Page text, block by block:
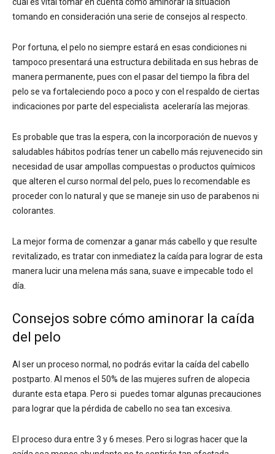
tomando en consideración una serie de consejos al respecto.
Por fortuna, el pelo no siempre estará en esas condiciones ni
tampoco presentará una estructura debilitada en sus hebras de
manera permanente, pues con el pasar del tiempo la fibra del
pelo se va fortaleciendo poco a poco y con el respaldo de ciertas
indicaciones por parte del especialista aceleraría las mejoras.
Es probable que tras la espera, con la incorporación de nuevos y
saludables hábitos podrías tener un cabello más rejuvenecido sin
necesidad de usar ampollas compuestas o productos químicos
que alteren el curso normal del pelo, pues lo recomendable es
proceder con lo natural y que se maneje sin uso de parabenos ni
colorantes.
La mejor forma de comenzar a ganar más cabello y que resulte
revitalizado, es tratar con inmediatez la caída para lograr de esta
manera lucir una melena más sana, suave e impecable todo el
día.
Consejos sobre cómo aminorar la caída
del pelo
Al ser un proceso normal, no podrás evitar la caída del cabello
postparto. Al menos el 50% de las mujeres sufren de alopecia
durante esta etapa. Pero si puedes tomar algunas precauciones
para lograr que la pérdida de cabello no sea tan excesiva.
El proceso dura entre 3 y 6 meses. Pero si logras hacer que la